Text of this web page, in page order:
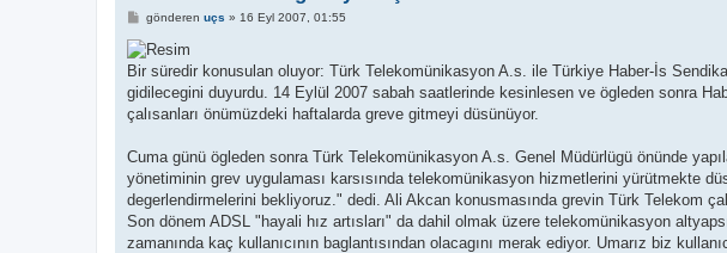
M
s
a
gönderen uçs » 16 Eyl 2007, 01:55
Bir süredir konusulan oluyor: Türk Telekomünikasyon A.s. ile Türkiye Haber-İs
gidilecegini duyurdu. 14 Eylül 2007 sabah saatlerinde kesinlesen ve ögleden sonra
çalısanları önümüzdeki haftalarda greve gitmeyi düsünüyor.
Cuma günü ögleden sonra Türk Telekomünikasyon A.s. Genel Müdürlügü önünde
yönetiminin grev uygulaması karsısında telekomünikasyon hizmetlerini yürütmekte
degerlendirmelerini bekliyoruz." dedi. Ali Akcan konusmasında grevin Türk Telekom
Son dönem ADSL "hayali hız artısları" da dahil olmak üzere telekomünikasyon
zamanında kaç kullanıcının baglantısından olacagını merak ediyor. Umarız biz